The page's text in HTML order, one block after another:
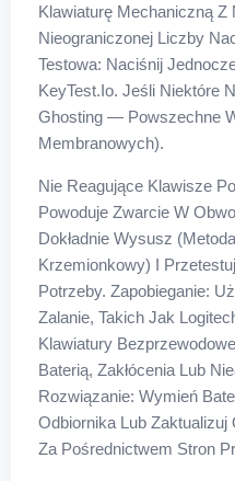
Klawiaturę Mechaniczną
Nieograniczonej Liczby
Testowa: Naciśnij
KeyTest.io. Jeśli Niektóre
Ghosting — Powszechne
Membranowych).
Nie Reagujące Klawisze
Powoduje Zwarcie W
Dokładnie Wysusz
Krzemionkowy) I
Potrzeby. Zapobieganie:
Zalanie, Takich Jak
Klawiatury
Baterią, Zakłócenia Lub
Rozwiązanie: Wymień
Odbiornika Lub
Za Pośrednictwem Stron